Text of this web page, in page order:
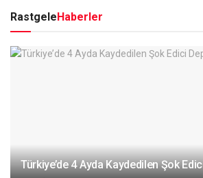
Rastgele Haberler
Türkiye’de 4 Ayda Kaydedilen Şok